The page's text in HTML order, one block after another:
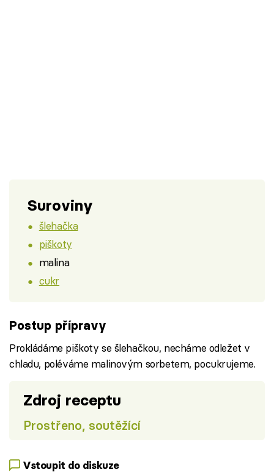
Suroviny
šlehačka
piškoty
malina
cukr
Postup přípravy
Prokládáme piškoty se šlehačkou, necháme odležet v
chladu, poléváme malinovým sorbetem, pocukrujeme.
Zdroj receptu
Prostřeno, soutěžící
Vstoupit do diskuze